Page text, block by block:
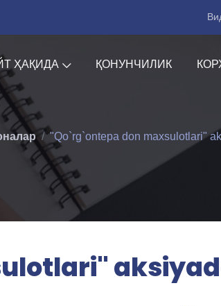
ҲАҚИДА ҚОНУНЧИЛИК
"Qo`rg`ontepa don maxsulotlari"